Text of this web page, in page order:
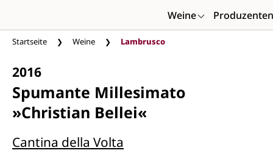
Weine Produzenten
Startseite Weine Lambrusco
2016
Spumante Millesimato
»Christian Bellei«
Cantina della Volta